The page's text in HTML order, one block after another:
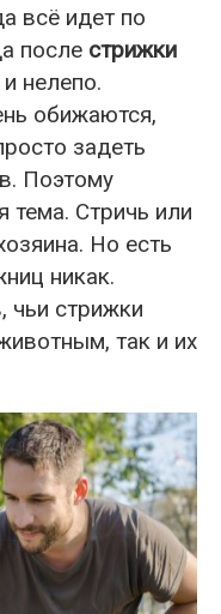
всё идет по
после стрижки
нелепо.
обижаются,
задеть
Поэтому
тема. Стричь или
Но есть
никак.
чьи стрижки
так и их